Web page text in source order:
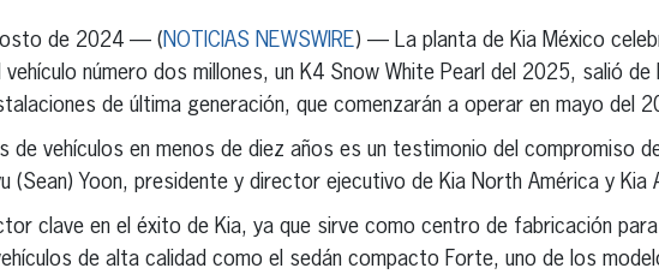
de 2024 — (NOTICIAS NEWSWIRE) — La planta de Kia México
número dos millones, un K4 Snow White Pearl del 2025, salió de
de última generación, que comenzarán a operar en mayo del
de vehículos en menos de diez años es un testimonio del compromiso
(Sean) Yoon, presidente y director ejecutivo de Kia North América y Kia
clave en el éxito de Kia, ya que sirve como centro de fabricación
de alta calidad como el sedán compacto Forte, uno de los